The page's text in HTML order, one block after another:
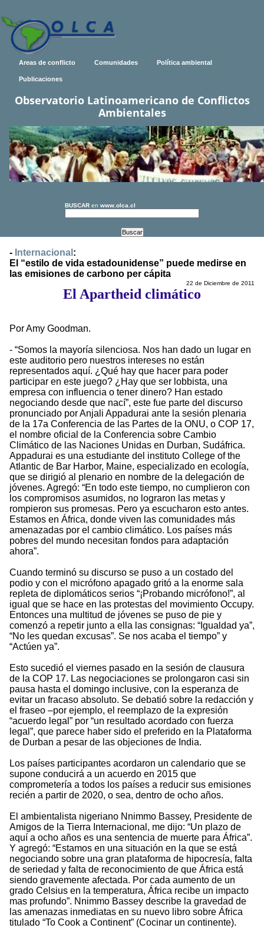
Areas de conflicto Comunidades Política ambiental
Publicaciones
Observatorio Latinoamericano de Conflictos
Ambientales
BUSCAR en www.olca.cl
- Internacional :
El “estilo de vida estadounidense” puede medirse en
las emisiones de carbono per cápita
22 de Diciembre de 2011
El Apartheid climático
Por Amy Goodman.
- “Somos la mayoría silenciosa. Nos han dado un lugar en
este auditorio pero nuestros intereses no están
representados aquí. ¿Qué hay que hacer para poder
participar en este juego? ¿Hay que ser lobbista, una
empresa con influencia o tener dinero? Han estado
negociando desde que nací”, este fue parte del discurso
pronunciado por Anjali Appadurai ante la sesión plenaria
de la 17a Conferencia de las Partes de la ONU, o COP 17,
el nombre oficial de la Conferencia sobre Cambio
Climático de las Naciones Unidas en Durban, Sudáfrica.
Appadurai es una estudiante del instituto College of the
Atlantic de Bar Harbor, Maine, especializado en ecología,
que se dirigió al plenario en nombre de la delegación de
jóvenes. Agregó: “En todo este tiempo, no cumplieron con
los compromisos asumidos, no lograron las metas y
rompieron sus promesas. Pero ya escucharon esto antes.
Estamos en África, donde viven las comunidades más
amenazadas por el cambio climático. Los países más
pobres del mundo necesitan fondos para adaptación
ahora”.
Cuando terminó su discurso se puso a un costado del
podio y con el micrófono apagado gritó a la enorme sala
repleta de diplomáticos serios “¡Probando micrófono!”, al
igual que se hace en las protestas del movimiento Occupy.
Entonces una multitud de jóvenes se puso de pie y
comenzó a repetir junto a ella las consignas: “Igualdad ya”,
“No les quedan excusas”. Se nos acaba el tiempo” y
“Actúen ya”.
Esto sucedió el viernes pasado en la sesión de clausura
de la COP 17. Las negociaciones se prolongaron casi sin
pausa hasta el domingo inclusive, con la esperanza de
evitar un fracaso absoluto. Se debatió sobre la redacción y
el fraseo –por ejemplo, el reemplazo de la expresión
“acuerdo legal” por “un resultado acordado con fuerza
legal”, que parece haber sido el preferido en la Plataforma
de Durban a pesar de las objeciones de India.
Los países participantes acordaron un calendario que se
supone conducirá a un acuerdo en 2015 que
comprometería a todos los países a reducir sus emisiones
recién a partir de 2020, o sea, dentro de ocho años.
El ambientalista nigeriano Nnimmo Bassey, Presidente de
Amigos de la Tierra Internacional, me dijo: “Un plazo de
aquí a ocho años es una sentencia de muerte para África”.
Y agregó: “Estamos en una situación en la que se está
negociando sobre una gran plataforma de hipocresía, falta
de seriedad y falta de reconocimiento de que África está
siendo gravemente afectada. Por cada aumento de un
grado Celsius en la temperatura, África recibe un impacto
mas profundo”. Nnimmo Bassey describe la gravedad de
las amenazas inmediatas en su nuevo libro sobre África
titulado “To Cook a Continent” (Cocinar un continente).